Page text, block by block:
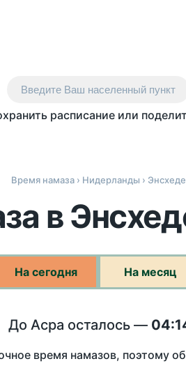
Введите Ваш населенный пункт
расписание или
Время намаза› Нидерланды › Энсхеде
в
На сегодня На месяц
До Асра осталось —
время намазов, поэтому